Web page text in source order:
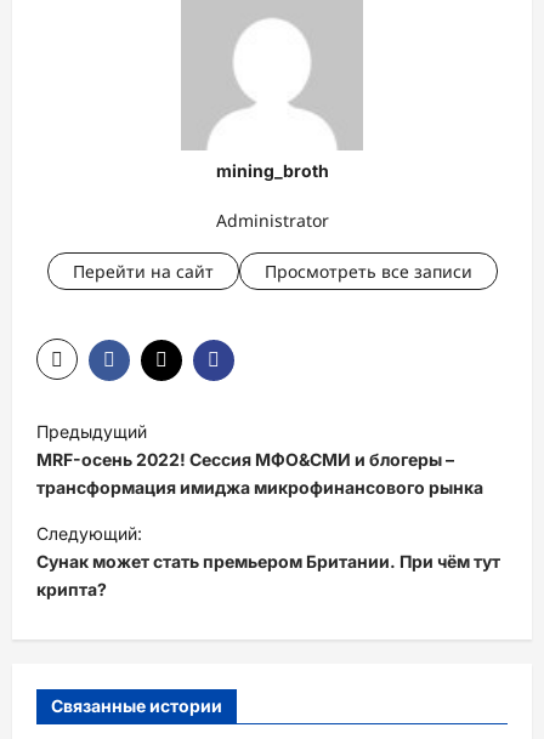
mining_broth
Administrator
Перейти на сайт Просмотреть все записи
Н
а
в
и
г
а
ц
я
Предыдущий
MRF-осень 2022! Сессия МФО&СМИ и блогеры –
трансформация имиджа микрофинансового рынка
Следующий:
Сунак может стать премьером Британии. При чём тут
крипта?
Связанные истории